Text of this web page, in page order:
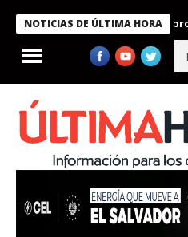
NOTICIAS DE ÚLTIMA HORA
Bukele condecora a miembros